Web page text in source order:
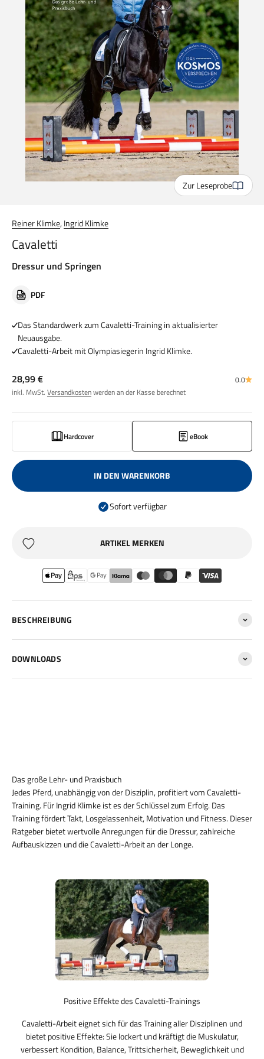
Zur Leseprobe
Reiner Klimke,Ingrid Klimke
Cavaletti
Dressur und Springen
PDF
Das Standardwerk zum Cavaletti-Training in aktualisierter
Neuausgabe.
Cavaletti-Arbeit mit Olympiasiegerin Ingrid Klimke.
Angebot
28,99 €
inkl. MwSt. Versandkostenwerden an der Kasse berechnet
0.0
Hardcover eBook
IN DEN WARENKORB
Sofort verfügbar
ARTIKEL MERKEN
BESCHREIBUNG
DOWNLOADS
Das große Lehr- und Praxisbuch
Jedes Pferd, unabhängig von der Disziplin, profitiert vom Cavaletti-
Training. Für Ingrid Klimke ist es der Schlüssel zum Erfolg. Das
Training fördert Takt, Losgelassenheit, Motivation und Fitness. Dieser
Ratgeber bietet wertvolle Anregungen für die Dressur, zahlreiche
Aufbauskizzen und die Cavaletti-Arbeit an der Longe.
Positive Effekte des Cavaletti-Trainings
Cavaletti-Arbeit eignet sich für das Training aller Disziplinen und
bietet positive Effekte: Sie lockert und kräftigt die Muskulatur,
verbessert Kondition, Balance, Trittsicherheit, Beweglichkeit und